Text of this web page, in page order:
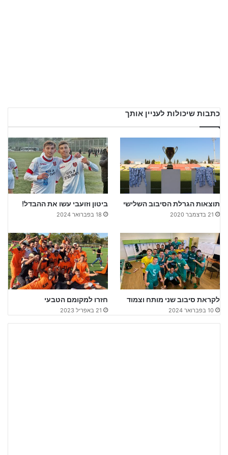
כתבות שיכולות לעניין אותך
תוצאות הגרלת הסיבוב השלישי
21 בדצמבר 2020
ביטון וזועבי עשו את ההבדל!
18 בפברואר 2024
לקראת סיבוב שני מותח וצמוד
10 בפברואר 2024
חזרו למקומם הטבעי
21 באפריל 2023